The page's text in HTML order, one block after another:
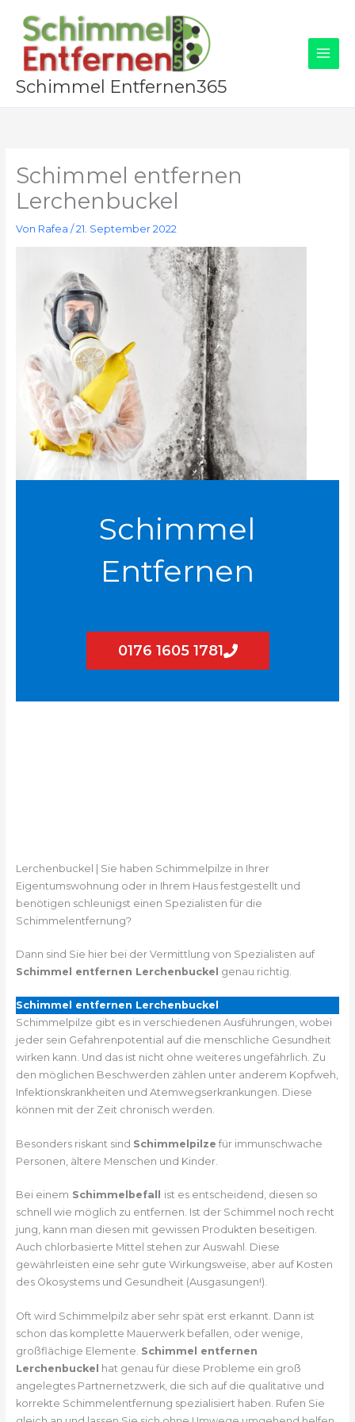
Inhalt
springen
Schimmel Entfernen365
Schimmel entfernen
Lerchenbuckel
Von Rafea /21. September 2022
Schimmel
Entfernen
0176 1605 1781
Lerchenbuckel | Sie haben Schimmelpilze in Ihrer
Eigentumswohnung oder in Ihrem Haus festgestellt und
benötigen schleunigst einen Spezialisten für die
Schimmelentfernung?
Dann sind Sie hier bei der Vermittlung von Spezialisten auf
Schimmel entfernen Lerchenbuckel genau richtig.
Schimmel entfernen Lerchenbuckel
Schimmelpilze gibt es in verschiedenen Ausführungen, wobei
jeder sein Gefahrenpotential auf die menschliche Gesundheit
wirken kann. Und das ist nicht ohne weiteres ungefährlich. Zu
den möglichen Beschwerden zählen unter anderem Kopfweh,
Infektionskrankheiten und Atemwegserkrankungen. Diese
können mit der Zeit chronisch werden.
Besonders riskant sind Schimmelpilze für immunschwache
Personen, ältere Menschen und Kinder.
Bei einem Schimmelbefall ist es entscheidend, diesen so
schnell wie möglich zu entfernen. Ist der Schimmel noch recht
jung, kann man diesen mit gewissen Produkten beseitigen.
Auch chlorbasierte Mittel stehen zur Auswahl. Diese
gewährleisten eine sehr gute Wirkungsweise, aber auf Kosten
des Ökosystems und Gesundheit (Ausgasungen!).
Oft wird Schimmelpilz aber sehr spät erst erkannt. Dann ist
schon das komplette Mauerwerk befallen, oder wenige,
großflächige Elemente. Schimmel entfernen
Lerchenbuckel hat genau für diese Probleme ein groß
angelegtes Partnernetzwerk, die sich auf die qualitative und
korrekte Schimmelentfernung spezialisiert haben. Rufen Sie